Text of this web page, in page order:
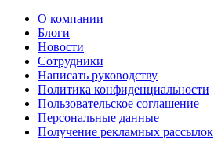
О компании
Блоги
Новости
Сотрудники
Написать руководству
Политика конфиденциальности
Пользовательское соглашение
Персональные данные
Получение рекламных рассылок